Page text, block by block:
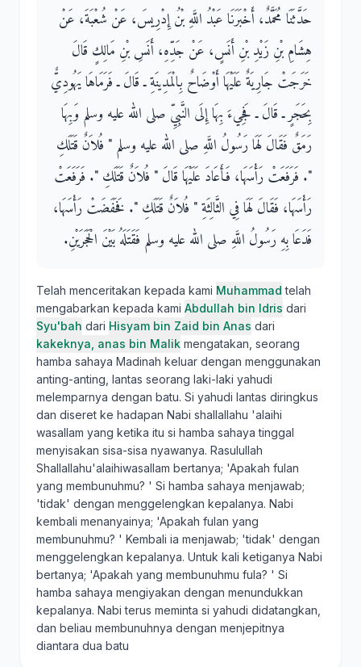
حَدَّثَنَا مُحَمَّدٌ، أَخْبَرَنَا عَبْدُ اللَّهِ بْنُ إِدْرِيسَ، عَنْ شُعْبَةَ، عَنْ
هِشَامِ بْنِ زَيْدِ بْنِ أَنَسٍ، عَنْ جَدِّهِ، أَنَسِ بْنِ مَالِكٍ قَالَ
خَرَجَتْ جَارِيَةٌ عَلَيْهَا أَوْضَاحٌ بِالْمَدِينَةِ ـ قَالَ ـ فَرَمَاهَا يَهُودِيٌّ
بِحَجَرٍ ـ قَالَ ـ فَجِيءَ بِهَا إِلَى النَّبِيِّ صلى الله عليه وسلم وَبِهَا
رَمَقٌ فَقَالَ لَهَا رَسُولُ اللَّهِ صلى الله عليه وسلم ‏"‏ فُلاَنٌ قَتَلَكِ
‏"‏‏.‏ فَرَفَعَتْ رَأْسَهَا، فَأَعَادَ عَلَيْهَا قَالَ ‏"‏ فُلاَنٌ قَتَلَكِ ‏"‏‏.‏ فَرَفَعَتْ
رَأْسَهَا، فَقَالَ لَهَا فِي الثَّالِثَةِ ‏"‏ فُلاَنٌ قَتَلَكِ ‏"‏‏.‏ فَخَفَضَتْ رَأْسَهَا،
فَدَعَا بِهِ رَسُولُ اللَّهِ صلى الله عليه وسلم فَقَتَلَهُ بَيْنَ الْحَجَرَيْنِ‏.‏
Telah menceritakan kepada kami Muhammad telah
mengabarkan kepada kami Abdullah bin Idris dari
Syu'bah dari Hisyam bin Zaid bin Anas dari
kakeknya, anas bin Malik mengatakan, seorang
hamba sahaya Madinah keluar dengan menggunakan
anting-anting, lantas seorang laki-laki yahudi
melemparnya dengan batu. Si yahudi lantas diringkus
dan diseret ke hadapan Nabi shallallahu 'alaihi
wasallam yang ketika itu si hamba sahaya tinggal
menyisakan sisa-sisa nyawanya. Rasulullah
Shallallahu'alaihiwasallam bertanya; 'Apakah fulan
yang membunuhmu? ' Si hamba sahaya menjawab;
'tidak' dengan menggelengkan kepalanya. Nabi
kembali menanyainya; 'Apakah fulan yang
membunuhmu? ' Kembali ia menjawab; 'tidak' dengan
menggelengkan kepalanya. Untuk kali ketiganya Nabi
bertanya; 'Apakah yang membunuhmu fula? ' Si
hamba sahaya mengiyakan dengan menundukkan
kepalanya. Nabi terus meminta si yahudi didatangkan,
dan beliau membunuhnya dengan menjepitnya
diantara dua batu